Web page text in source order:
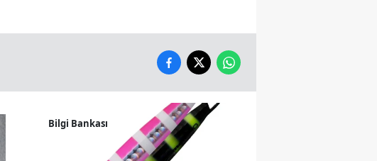
Sakarya
Siirt
Sinop
Bilgi Bankası